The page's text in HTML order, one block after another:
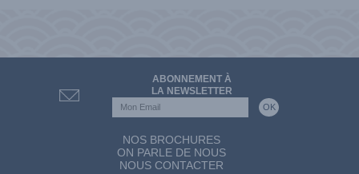
ABONNEMENT À
LA NEWSLETTER
NOS BROCHURES
ON PARLE DE NOUS
NOUS CONTACTER